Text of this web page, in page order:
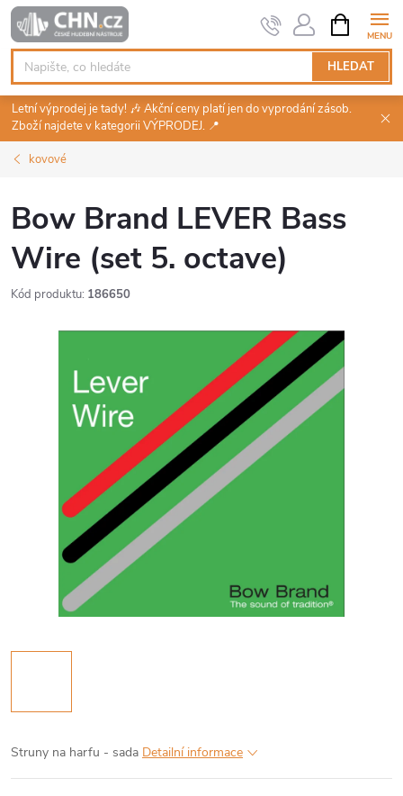
Přejít
na
obsah
HLEDAT
NÁKUPNÍ
KOŠÍK
Letní výprodej je tady! 🎶 Akční ceny platí jen do vyprodání zásob.
Zboží najdete v kategorii VÝPRODEJ. 📍
kovové
Bow Brand LEVER Bass
Wire (set 5. octave)
Kód produktu: 186650
Struny na harfu - sada Detailní informace